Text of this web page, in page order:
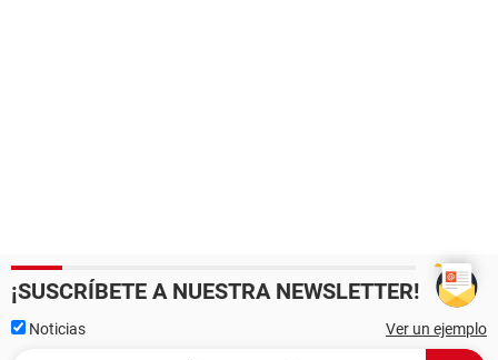
¡SUSCRÍBETE A NUESTRA NEWSLETTER!
Noticias Ver un ejemplo